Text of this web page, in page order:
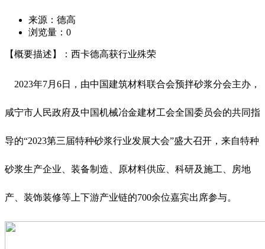
来源：德高
浏览量： 0
【概要描述】：西卡德高获行业殊荣
2023年7月6日，由中国建筑材料联合会预拌砂浆分会主办，
咸宁市人民政府及中国机械冶金建材工会全国委员会的共同指
导的“2023第三届特种砂浆行业发展大会”盛大召开，来自特种
砂浆生产企业、装备制造、原材料供应、科研及施工、房地
产、装饰装修等上下游产业链的700余位嘉宾出席参与。